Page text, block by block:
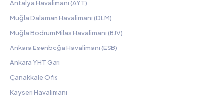
Antalya Havalimanı (AYT)
Muğla Dalaman Havalimanı (DLM)
Muğla Bodrum Milas Havalimanı (BJV)
Ankara Esenboğa Havalimanı (ESB)
Ankara YHT Garı
Çanakkale Ofis
Kayseri Havalimanı